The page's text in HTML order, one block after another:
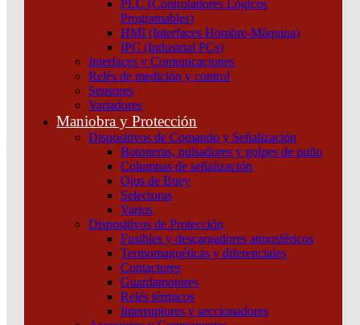
PLC (Controladores Lógicos
Programables)
HMI (Interfaces Hombre-Máquina)
IPC (Industrial PCs)
Interfaces y Comunicaciones
Relés de medición y control
Sensores
Variadores
Maniobra y Protección
Dispositivos de Comando y Señalización
Botoneras, pulsadores y golpes de puño
Columnas de señalización
Ojos de Buey
Selectoras
Varios
Dispositivos de Protección
Fusibles y descargadores atmosféricos
Termomagnéticas y diferenciales
Contactores
Guardamotores
Relés térmicos
Interruptores y seccionadores
Atención por WhatsApp
Tu pedido
¿Que estas buscando hoy?
Atención telefónica
Atención por WhatsApp